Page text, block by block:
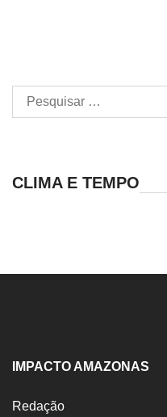
Pesquisar
por:
CLIMA E TEMPO
IMPACTO AMAZONAS
Redação